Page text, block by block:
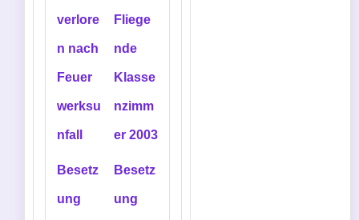
verlore
n nach
Feuer
werksu
nfall
Fliege
nde
Klasse
nzimm
er 2003
Besetz
ung
Besetz
ung